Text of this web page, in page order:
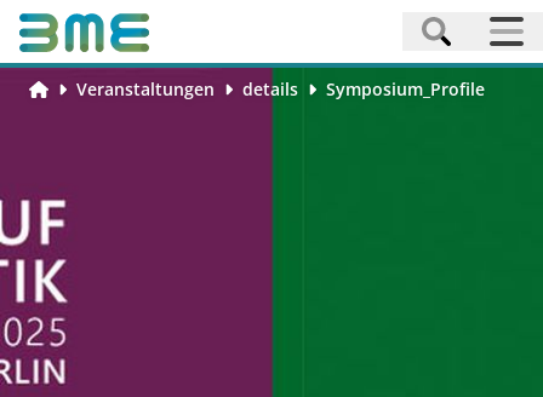
Veranstaltungen details Symposium_Profile